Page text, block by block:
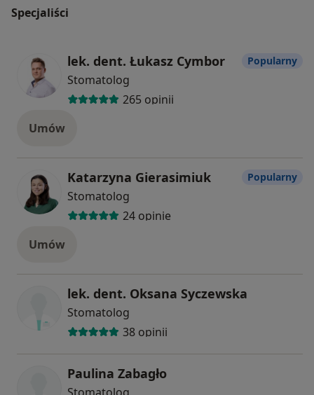
Specjaliści
lek. dent. Łukasz Cymbor
Stomatolog
265 opinii
Popularny
Umów
Katarzyna Gierasimiuk
Stomatolog
24 opinie
Popularny
Umów
lek. dent. Oksana Syczewska
Stomatolog
38 opinii
Paulina Zabagło